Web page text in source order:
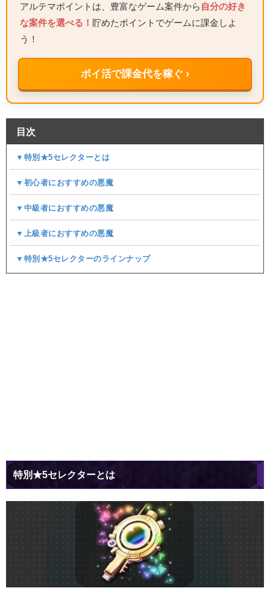
アルテマポイントは、豊富なゲーム案件から 自分の好き
な案件を選べる！ 貯めたポイントでゲームに課金しよ
う！
ポイ活で課金代を稼ぐ ›
目次
▼特別★5セレクターとは
▼初心者におすすめの悪魔
▼中級者におすすめの悪魔
▼上級者におすすめの悪魔
▼特別★5セレクターのラインナップ
特別★5セレクターとは